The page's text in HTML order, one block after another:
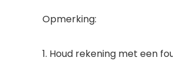
Opmerking:
1. Houd rekening met een